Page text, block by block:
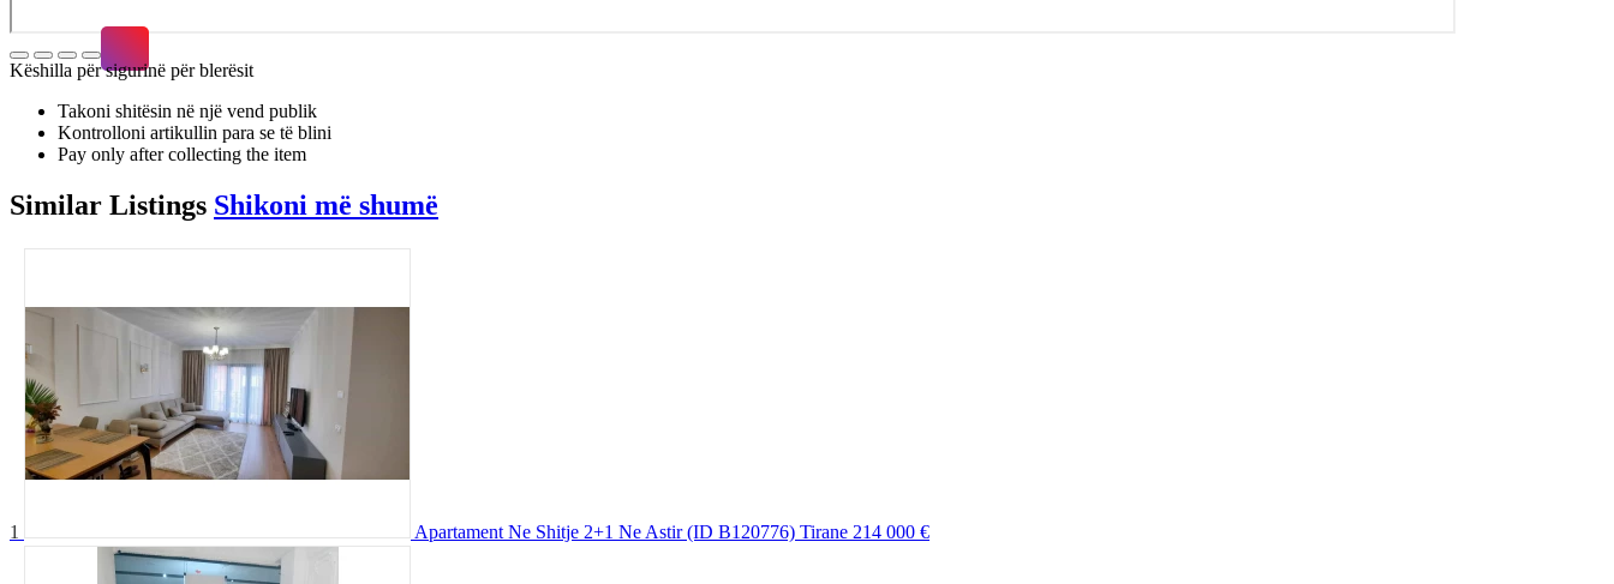
Këshilla për sigurinë për blerësit
Takoni shitësin në një vend publik
Kontrolloni artikullin para se të blini
Pay only after collecting the item
Similar Listings Shikoni më shumë
1 Apartament Ne Shitje 2+1 Ne Astir (ID B120776) Tirane 214 000 €